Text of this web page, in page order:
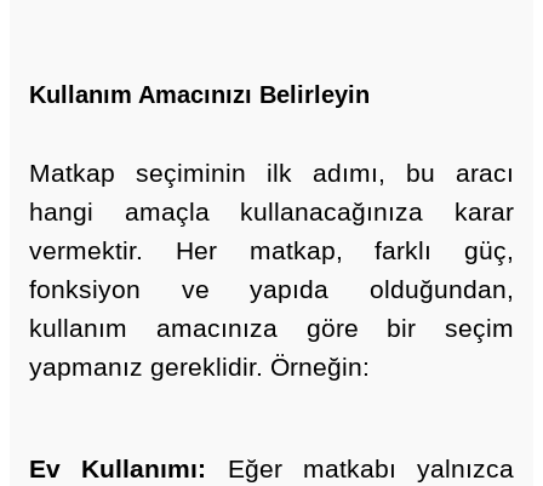
Kullanım Amacınızı Belirleyin
Matkap seçiminin ilk adımı, bu aracı
hangi amaçla kullanacağınıza karar
vermektir. Her matkap, farklı güç,
fonksiyon ve yapıda olduğundan,
kullanım amacınıza göre bir seçim
yapmanız gereklidir. Örneğin:
Ev Kullanımı: Eğer matkabı yalnızca